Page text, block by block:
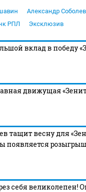
Александр Соболев
РПЛ Эксклюзив
вклад в победу
движущая
тащит весну для
появляется
себя великолепен!